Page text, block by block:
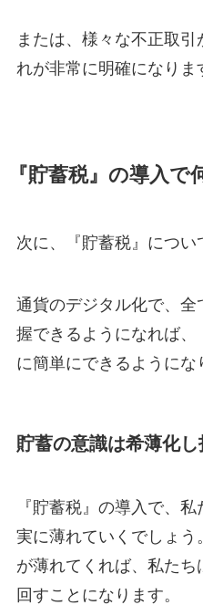
または、様々な不正取
れが非常に明確になりま
『貯蓄税』の導入で
次に、『貯蓄税』につい
通貨のデジタル化で、
握できるようになれば、
に簡単にできるようにな
貯蓄の意識は希薄化
『貯蓄税』の導入で、私
実に薄れていくでしょ
が薄れてくれば、私た
回すことになります。